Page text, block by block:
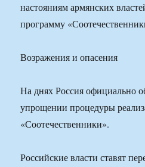
настояниям армянских
программу
Возражения и опасения
На днях Россия официально
упрощении процедуры
«Соотечественники».
Российские власти ставят